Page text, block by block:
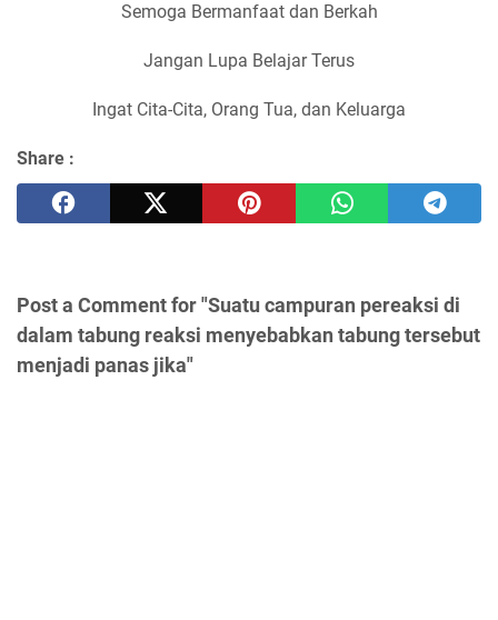
Semoga Bermanfaat dan Berkah
Jangan Lupa Belajar Terus
Ingat Cita-Cita, Orang Tua, dan Keluarga
Share :
Post a Comment for "Suatu campuran pereaksi di
dalam tabung reaksi menyebabkan tabung tersebut
menjadi panas jika"